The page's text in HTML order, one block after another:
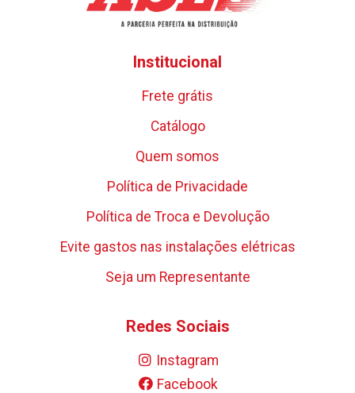
Institucional
Frete grátis
Catálogo
Quem somos
Política de Privacidade
Política de Troca e Devolução
Evite gastos nas instalações elétricas
Seja um Representante
Redes Sociais
Instagram
Facebook